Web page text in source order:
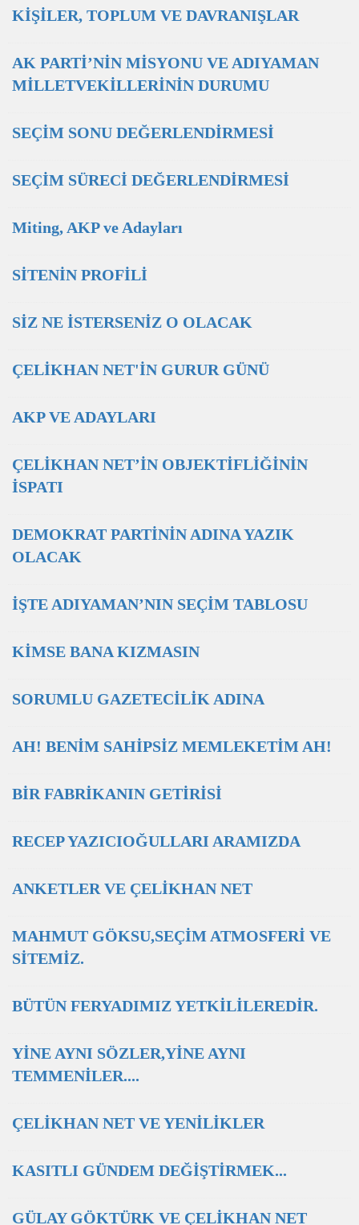
KİŞİLER, TOPLUM VE DAVRANIŞLAR
AK PARTİ’NİN MİSYONU VE ADIYAMAN
MİLLETVEKİLLERİNİN DURUMU
SEÇİM SONU DEĞERLENDİRMESİ
SEÇİM SÜRECİ DEĞERLENDİRMESİ
Miting, AKP ve Adayları
SİTENİN PROFİLİ
SİZ NE İSTERSENİZ O OLACAK
ÇELİKHAN NET'İN GURUR GÜNÜ
AKP VE ADAYLARI
ÇELİKHAN NET’İN OBJEKTİFLİĞİNİN
İSPATI
DEMOKRAT PARTİNİN ADINA YAZIK
OLACAK
İŞTE ADIYAMAN’NIN SEÇİM TABLOSU
KİMSE BANA KIZMASIN
SORUMLU GAZETECİLİK ADINA
AH! BENİM SAHİPSİZ MEMLEKETİM AH!
BİR FABRİKANIN GETİRİSİ
RECEP YAZICIOĞULLARI ARAMIZDA
ANKETLER VE ÇELİKHAN NET
MAHMUT GÖKSU,SEÇİM ATMOSFERİ VE
SİTEMİZ.
BÜTÜN FERYADIMIZ YETKİLİLEREDİR.
YİNE AYNI SÖZLER,YİNE AYNI
TEMMENİLER....
ÇELİKHAN NET VE YENİLİKLER
KASITLI GÜNDEM DEĞİŞTİRMEK...
GÜLAY GÖKTÜRK VE ÇELİKHAN NET